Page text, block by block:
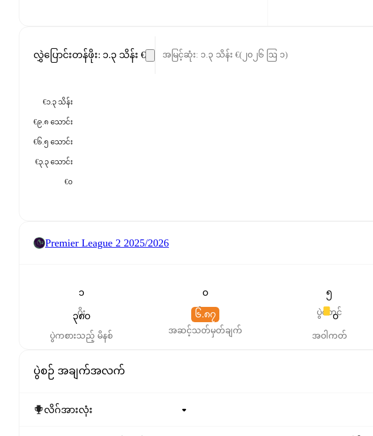
လွှဲပြောင်းတန်ဖိုး: ၁.၃ သိန်း € အမြင့်ဆုံး: ၁.၃ သိန်း €( ၂၀၂၆ ဩ ၁)
€၁.၃ သိန်း
€၉.၈ သောင်း
€၆.၅ သောင်း
€၃.၃ သောင်း
€၀
Premier League 2 2025/2026
၁
ဂိုး
၀
ဖန်တီးမှု
၅
ပွဲစတင်
၃၈၀
ပွဲကစားသည့် မိနစ်
၆.၈၇
အဆင့်သတ်မှတ်ချက်
၀
အဝါကတ်
ပွဲစဉ် အချက်အလက်